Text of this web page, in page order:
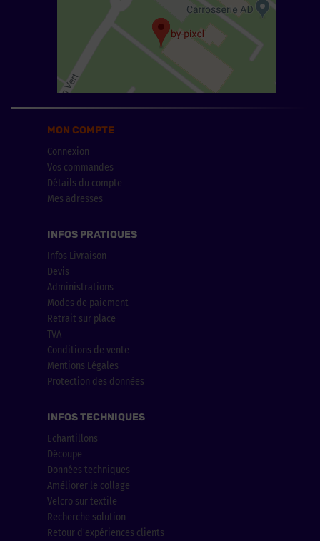
MON COMPTE
Connexion
Vos commandes
Détails du compte
Mes adresses
INFOS PRATIQUES
Infos Livraison
Devis
Administrations
Modes de paiement
Retrait sur place
TVA
Conditions de vente
Mentions Légales
Protection des données
INFOS TECHNIQUES
Echantillons
Découpe
Données techniques
Améliorer le collage
Velcro sur textile
Recherche solution
Retour d'expériences clients